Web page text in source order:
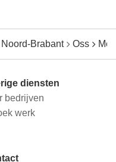
Noord-Brabant Oss
diensten
bedrijven
werk